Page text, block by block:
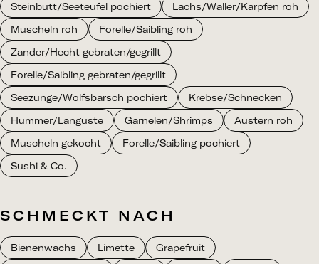
Steinbutt/Seeteufel pochiert
Lachs/Waller/Karpfen roh
Muscheln roh
Forelle/Saibling roh
Zander/Hecht gebraten/gegrillt
Forelle/Saibling gebraten/gegrillt
Seezunge/Wolfsbarsch pochiert
Krebse/Schnecken
Hummer/Languste
Garnelen/Shrimps
Austern roh
Muscheln gekocht
Forelle/Saibling pochiert
Sushi & Co.
SCHMECKT NACH
Bienenwachs Limette
Grapefruit